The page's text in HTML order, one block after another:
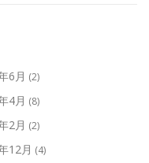
6月 (2)
4月 (8)
2月 (2)
12月 (4)